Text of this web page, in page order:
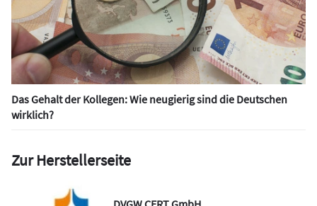
Das Gehalt der Kollegen: Wie neugierig sind die Deutschen
wirklich?
Zur Herstellerseite